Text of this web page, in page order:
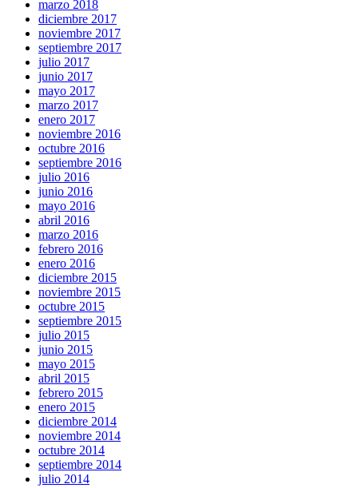
marzo 2018
diciembre 2017
noviembre 2017
septiembre 2017
julio 2017
junio 2017
mayo 2017
marzo 2017
enero 2017
noviembre 2016
octubre 2016
septiembre 2016
julio 2016
junio 2016
mayo 2016
abril 2016
marzo 2016
febrero 2016
enero 2016
diciembre 2015
noviembre 2015
octubre 2015
septiembre 2015
julio 2015
junio 2015
mayo 2015
abril 2015
febrero 2015
enero 2015
diciembre 2014
noviembre 2014
octubre 2014
septiembre 2014
julio 2014